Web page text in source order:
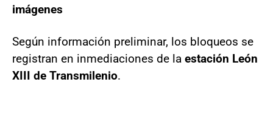
imágenes
Según información preliminar, los bloqueos se
registran en inmediaciones de la estación León
XIII de Transmilenio.